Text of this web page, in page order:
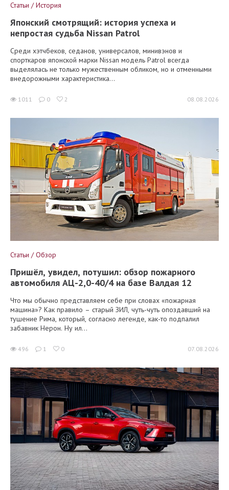
Статьи / История
Японский смотрящий: история успеха и
непростая судьба Nissan Patrol
Среди хэтчбеков, седанов, универсалов, минивэнов и
спорткаров японской марки Nissan модель Patrol всегда
выделялась не только мужественным обликом, но и отменными
внедорожными характеристика...
1011 0 2 08.08.2026
Статьи / Обзор
Пришёл, увидел, потушил: обзор пожарного
автомобиля АЦ-2,0-40/4 на базе Валдая 12
Что мы обычно представляем себе при словах «пожарная
машина»? Как правило – старый ЗИЛ, чуть-чуть опоздавший на
тушение Рима, который, согласно легенде, как-то подпалил
забавник Нерон. Ну ил...
496 1 0 07.08.2026